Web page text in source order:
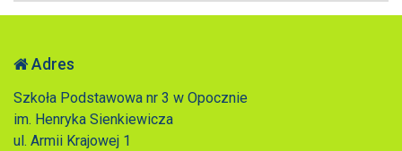
Adres
Szkoła Podstawowa nr 3 w Opocznie
im. Henryka Sienkiewicza
ul. Armii Krajowej 1